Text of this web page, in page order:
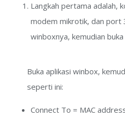
Langkah pertama adalah,
modem mikrotik, dan port
winboxnya, kemudian
Buka aplikasi winbox,
seperti ini:
Connect To = MAC